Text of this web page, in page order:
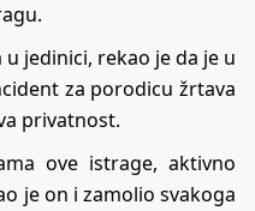
jedinici, rekao je da je u
za porodicu žrtava
privatnost.
ove istrage, aktivno
je on i zamolio svakoga